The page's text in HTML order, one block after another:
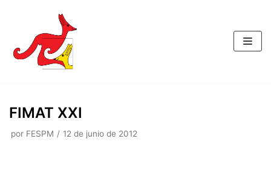
Saltar
al
contenido
FIMAT XXI
por FESPM 12 de junio de 2012